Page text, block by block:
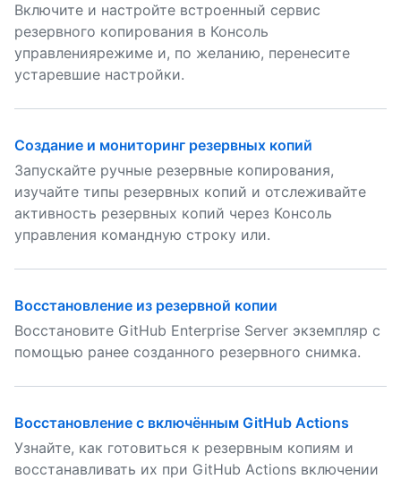
Включите и настройте встроенный сервис
резервного копирования в Консоль
управлениярежиме и, по желанию, перенесите
устаревшие настройки.
Создание и мониторинг резервных копий
Запускайте ручные резервные копирования,
изучайте типы резервных копий и отслеживайте
активность резервных копий через Консоль
управления командную строку или.
Восстановление из резервной копии
Восстановите GitHub Enterprise Server экземпляр с
помощью ранее созданного резервного снимка.
Восстановление с включённым GitHub Actions
Узнайте, как готовиться к резервным копиям и
восстанавливать их при GitHub Actions включении